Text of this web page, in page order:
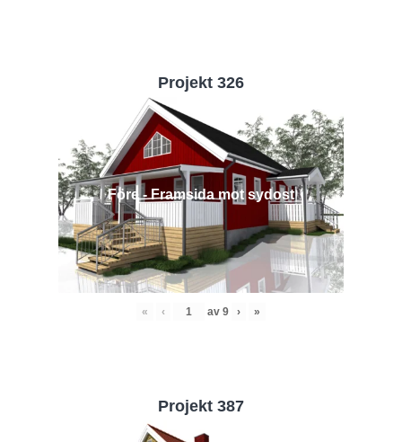
Projekt 326
Före - Framsida mot sydost
« ‹ av 9 › »
Projekt 387